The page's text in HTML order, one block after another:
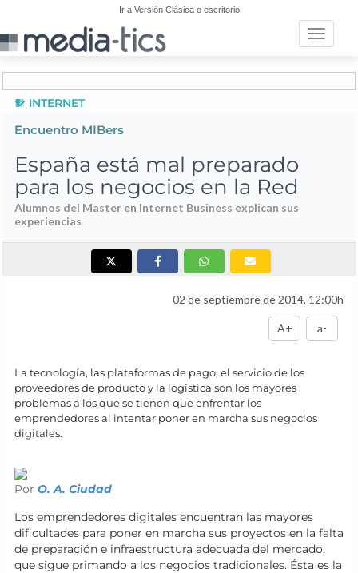
Ir a Versión Clásica o escritorio
Toggle
INTERNET
Encuentro MIBers
España está mal preparado
para los negocios en la Red
Alumnos del Master en Internet Business explican sus
experiencias
02 de septiembre de 2014, 12:00h
A+ a-
La tecnología, las plataformas de pago, el servicio de los
proveedores de producto y la logística son los mayores
problemas a los que se tienen que enfrentar los
emprendedores al intentar poner en marcha sus negocios
digitales.
Por O. A. Ciudad
Los emprendedores digitales encuentran las mayores
dificultades para poner en marcha sus proyectos en la falta
de preparación e infraestructura adecuada del mercado,
que sigue primando a los negocios tradicionales. Ésta es la